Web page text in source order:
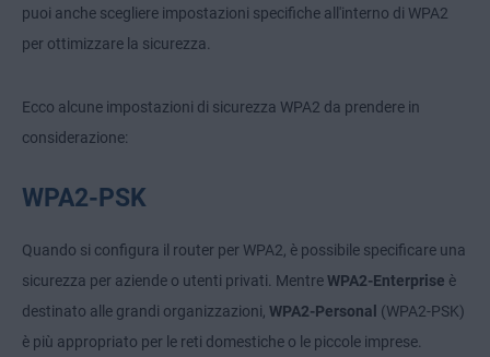
puoi anche scegliere impostazioni specifiche all'interno di WPA2
per ottimizzare la sicurezza.
Ecco alcune impostazioni di sicurezza WPA2 da prendere in
considerazione:
WPA2-PSK
Quando si configura il router per WPA2, è possibile specificare una
sicurezza per aziende o utenti privati. MentreWPA2-Enterprise è
destinato alle grandi organizzazioni, WPA2-Personal (WPA2-PSK)
è più appropriato per le reti domestiche o le piccole imprese.